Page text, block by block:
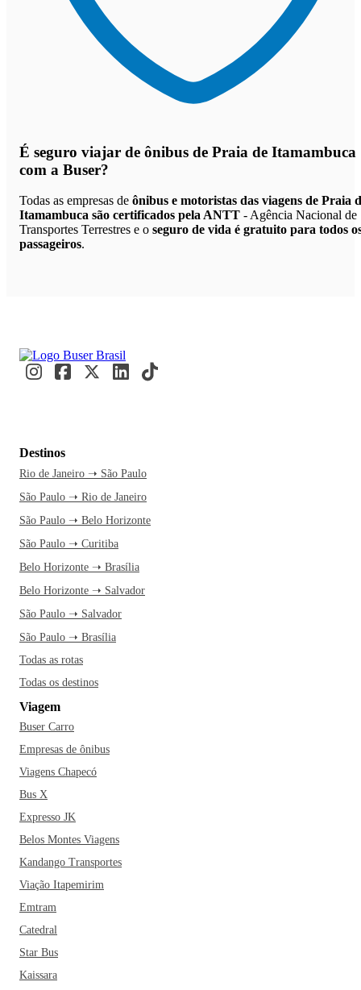
É seguro viajar de ônibus de Praia de Itamambuca
com a Buser?
Todas as empresas de ônibus e motoristas das viagens de Praia
Itamambuca são certificados pela ANTT - Agência Nacional de
Transportes Terrestres e o seguro de vida é gratuito para todos
passageiros.
Destinos
Rio de Janeiro ➝ São Paulo
São Paulo ➝ Rio de Janeiro
São Paulo ➝ Belo Horizonte
São Paulo ➝ Curitiba
Belo Horizonte ➝ Brasília
Belo Horizonte ➝ Salvador
São Paulo ➝ Salvador
São Paulo ➝ Brasília
Todas as rotas
Todas os destinos
Viagem
Buser Carro
Empresas de ônibus
Viagens Chapecó
Bus X
Expresso JK
Belos Montes Viagens
Kandango Transportes
Viação Itapemirim
Emtram
Catedral
Star Bus
Kaissara